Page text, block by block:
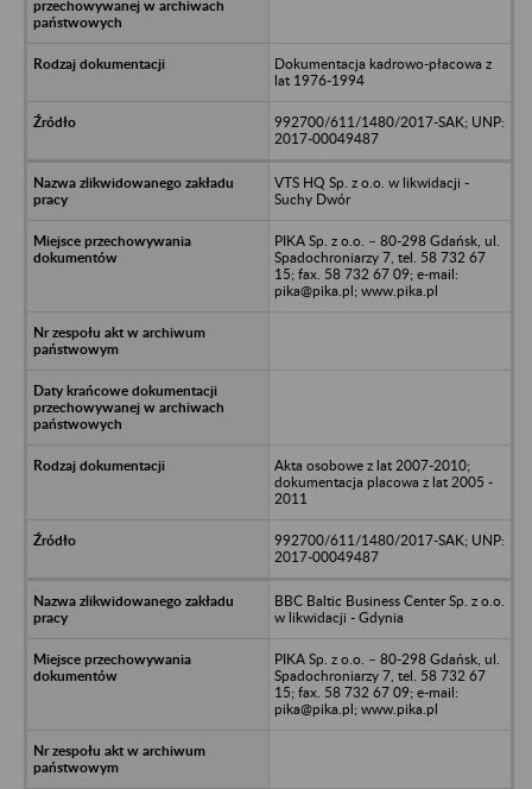
Dokumentacja kadrowo-płacowa z
lat 1976-1994
992700/611/1480/2017-SAK; UNP:
2017-00049487
VTS HQ Sp. z o.o. w likwidacji -
Suchy Dwór
PIKA Sp. z o.o. – 80-298 Gdańsk, ul.
Spadochroniarzy 7, tel. 58 732 67
15; fax. 58 732 67 09; e-mail:
pika@pika.pl; www.pika.pl
Akta osobowe z lat 2007-2010;
dokumentacja placowa z lat 2005 -
2011
992700/611/1480/2017-SAK; UNP:
2017-00049487
BBC Baltic Business Center Sp. z o.o.
w likwidacji - Gdynia
PIKA Sp. z o.o. – 80-298 Gdańsk, ul.
Spadochroniarzy 7, tel. 58 732 67
15; fax. 58 732 67 09; e-mail:
pika@pika.pl; www.pika.pl